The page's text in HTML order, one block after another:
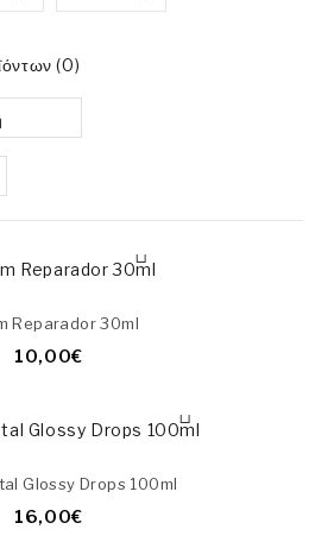
(0)
Reparador 30ml
10,00€
Glossy Drops 100ml
16,00€